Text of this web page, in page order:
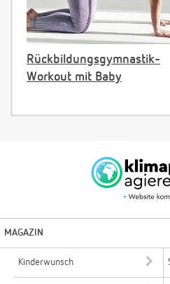
Rückbildungsgymnastik-
Workout mit Baby
MAGAZIN
Kinderwunsch